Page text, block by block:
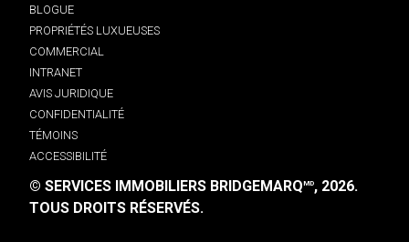
BLOGUE
PROPRIÉTÉS LUXUEUSES
COMMERCIAL
INTRANET
AVIS JURIDIQUE
CONFIDENTIALITÉ
TÉMOINS
ACCESSIBILITÉ
© SERVICES IMMOBILIERS BRIDGEMARQMD, 2026.
TOUS DROITS RÉSERVÉS.